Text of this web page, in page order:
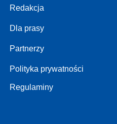
Redakcja
Dla prasy
Partnerzy
Polityka prywatności
Regulaminy